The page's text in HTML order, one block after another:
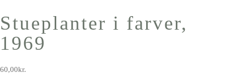
Stueplanter i farver,
1969
60,00kr.